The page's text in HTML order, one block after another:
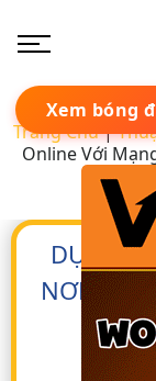
Xem bóng
Trang Chủ|
Online Với
DỰ BÁO
NƠRON
Tác giả: